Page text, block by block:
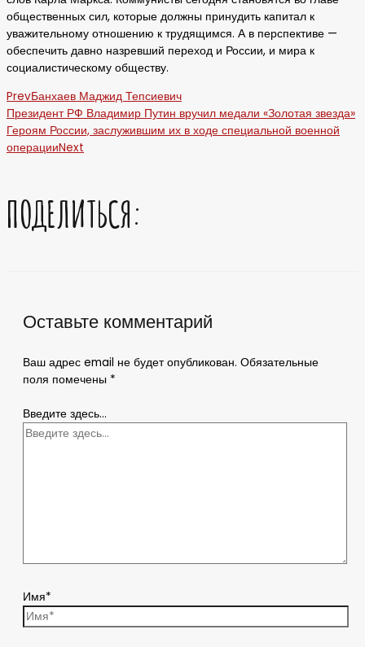
общественных сил, которые должны принудить капитал к
уважительному отношению к трудящимся. А в перспективе —
обеспечить давно назревший переход и России, и мира к
социалистическому обществу.
PrevБанхаев Маджид Тепсиевич
Президент РФ Владимир Путин вручил медали «Золотая звезда»
Героям России, заслужившим их в ходе специальной военной
операцииNext
ПОДЕЛИТЬСЯ:
Оставьте комментарий
Ваш адрес email не будет опубликован. Обязательные
поля помечены *
Введите здесь...
Имя*